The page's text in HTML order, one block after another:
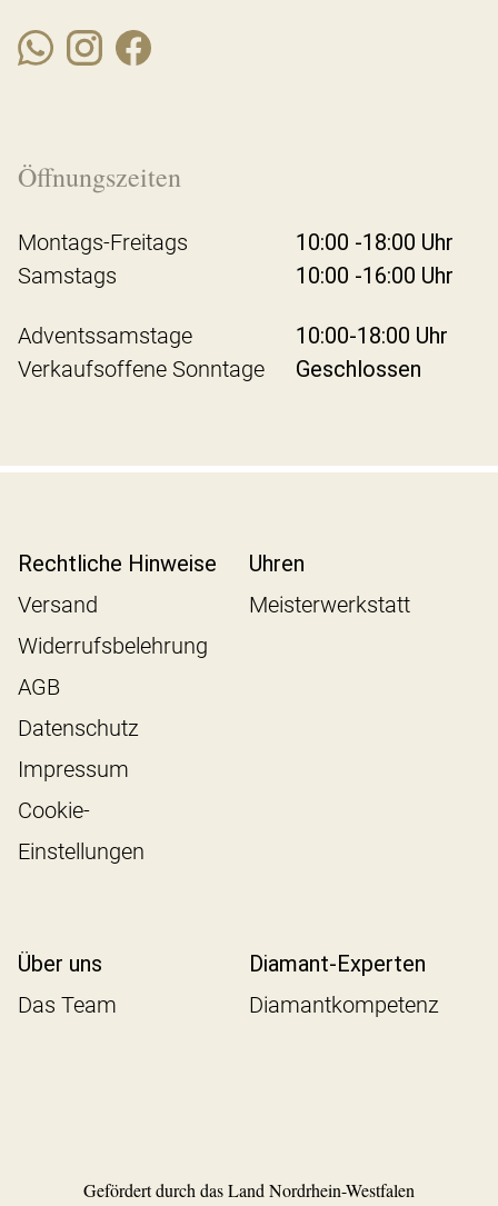
Öffnungszeiten
Montags-Freitags
10:00 -18:00 Uhr
Samstags
10:00 -16:00 Uhr
Adventssamstage
10:00-18:00 Uhr
Verkaufsoffene Sonntage
Geschlossen
Rechtliche Hinweise
Versand
Widerrufsbelehrung
AGB
Datenschutz
Impressum
Cookie-
Einstellungen
Uhren
Meisterwerkstatt
Über uns
Das Team
Diamant-Experten
Diamantkompetenz
Gefördert durch das Land Nordrhein-Westfalen